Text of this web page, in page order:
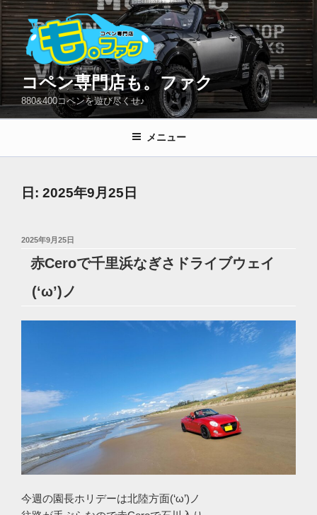
コ
ン
テ
ン
ツ
へ
ス
プ
コペン専門店も。ファク
880&400コペンを遊び尽くせ♪
メニュー
日: 2025年9月25日
投
日:
2025年9月25日
赤Ceroで千里浜なぎさドライブウェイ
(‘ω’)ノ
今週の園長ホリデーは北陸方面(‘ω’)ノ